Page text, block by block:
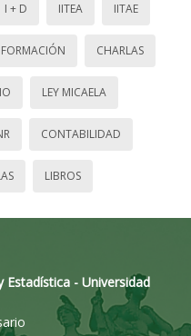
I + D IITEA IITAE
FORMACIÓN CHARLAS
LEY MICAELA
CONTABILIDAD
LIBROS
Estadística - Universidad